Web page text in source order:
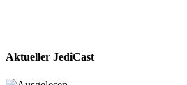
Aktueller JediCast